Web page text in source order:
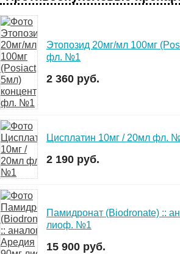
Этопозид 20мг/мл 100мг
фл. №1
2 360 руб.
Цисплатин 10мг / 20мл фл.
2 190 руб.
Памидронат (Biodronate) ::
лиоф. №1
15 900 руб.